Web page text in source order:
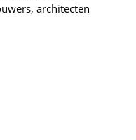
architecten